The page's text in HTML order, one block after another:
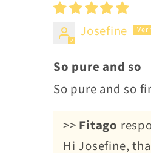
Josefine
So pure and so
So pure and so
>> Fitago
Hi Josefine,